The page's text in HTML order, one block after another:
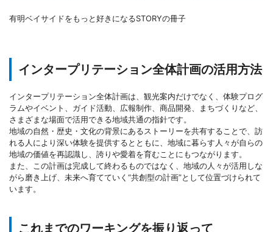
有明ベイサイドをもっと好きになるSTORYの冊子
インタープリテーション全体計画の活用方法
インタープリテーション全体計画は、観光案内だけでなく、体験プログ
ラムやイベント、ガイド活動、広報制作、商品開発、まちづくりなど、
さまざまな場面で活用できる地域共通の指針です。
地域の自然・歴史・文化の背景にあるストーリーを共有することで、訪
れる人により深い体験を提供するとともに、地域に暮らす人々が自らの
地域の価値を再認識し、誇りや愛着を育むことにもつながります。
また、この計画は完成して終わるものではなく、地域の人々が活用しな
がら磨き上げ、未来へ育てていく“共創型の計画”として位置づけられて
います。
これまでのワーキングを振り返って